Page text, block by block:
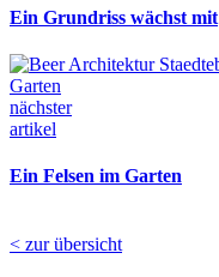
Ein Grundriss wächst mit
nächster
artikel
Ein Felsen im Garten
< zur übersicht